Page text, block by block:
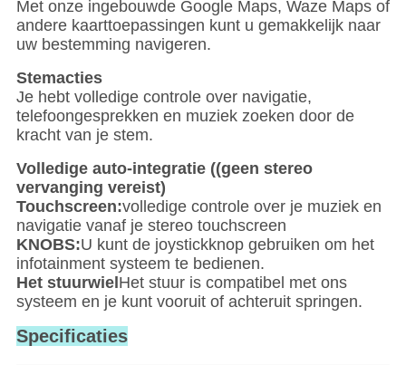
Met onze ingebouwde Google Maps, Waze Maps of
andere kaarttoepassingen kunt u gemakkelijk naar
uw bestemming navigeren.
Stemacties
Je hebt volledige controle over navigatie,
telefoongesprekken en muziek zoeken door de
kracht van je stem.
Volledige auto-integratie ((geen stereo
vervanging vereist)
Touchscreen:volledige controle over je muziek en
navigatie vanaf je stereo touchscreen
KNOBS:U kunt de joystickknop gebruiken om het
infotainment systeem te bedienen.
Het stuurwiel Het stuur is compatibel met ons
systeem en je kunt vooruit of achteruit springen.
Specificaties